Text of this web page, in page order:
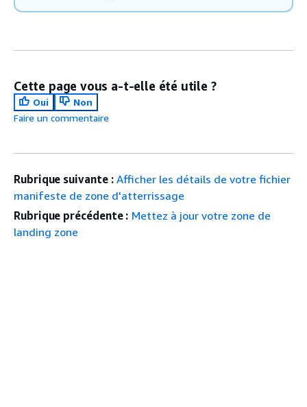
Cette page vous a-t-elle été utile ?
Oui
Non
Faire un commentaire
Rubrique suivante : Afficher les détails de votre fichier
manifeste de zone d'atterrissage
Rubrique précédente : Mettez à jour votre zone de
landing zone